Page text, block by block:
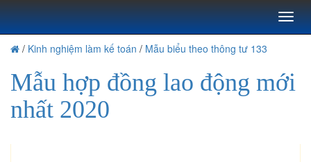
Toggle
/ Kinh nghiệm làm kế toán / Mẫu biểu theo thông tư 133
Mẫu hợp đồng lao động mới
nhất 2020